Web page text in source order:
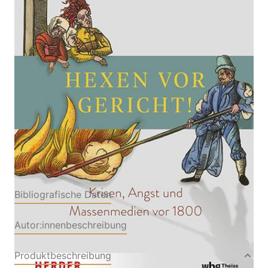
Krisen, Angst und Massenmedien vor 1800.
Hexenprozesse in Deutschland
VonKai Lehmann
Verlag: Theiss in Herder 20.04.2026
Buch 432 Seiten
Hardcover
ISBN: 978-3-53461196-
Bibliografische Daten
Autor:innenbeschreibung
Produktbeschreibung